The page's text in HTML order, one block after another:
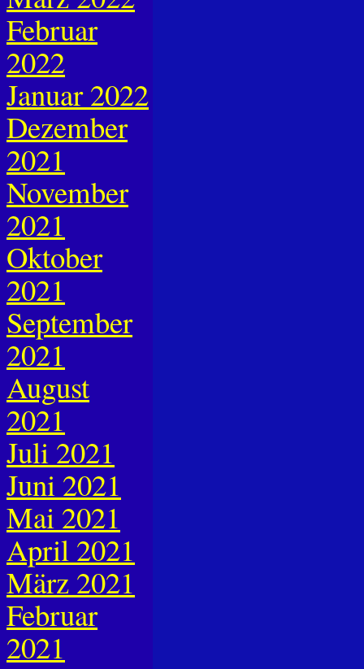
Februar
2022
Januar 2022
Dezember
2021
November
2021
Oktober
2021
September
2021
August
2021
Juli 2021
Juni 2021
Mai 2021
April 2021
März 2021
Februar
2021